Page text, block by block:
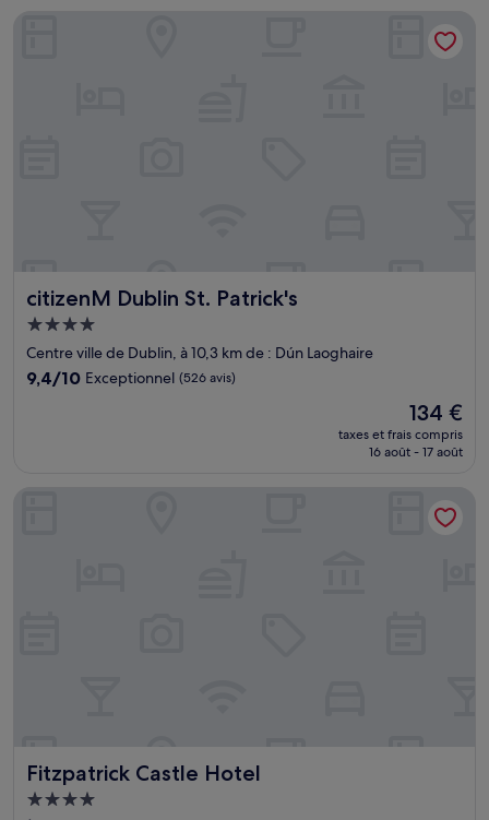
de
154 €
citizenM Dublin St. Patrick's
citizenM Dublin St. Patrick's
Hébergement
4.0 étoiles
Centre ville de Dublin, à 10,3 km de : Dún Laoghaire
9.4
9,4/10 Exceptionnel (526 avis)
Le
nouveau
prix
134 €
134 €
taxes et frais compris
16 août - 17 août
Fitzpatrick Castle Hotel
Fitzpatrick Castle Hotel
Hébergement
Fitzpatrick Castle Hotel